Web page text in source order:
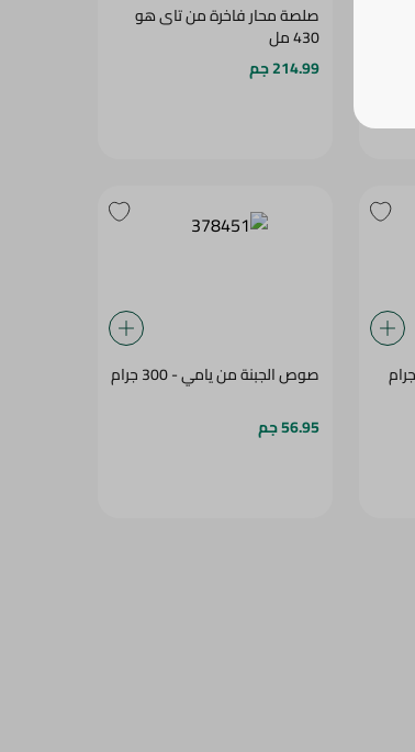
صلصة محار فاخرة من تاى هو
430 مل
214.99 جم
صوص الجبنة من يامي - 300 جرام
56.95 جم